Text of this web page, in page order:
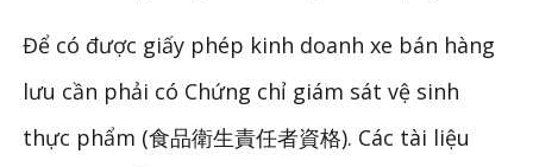
Để có được giấy phép kinh doanh xe bán hàng
lưu cần phải có Chứng chỉ giám sát vệ sinh
thực phẩm (食品衛生責任者資格). Các tài liệu